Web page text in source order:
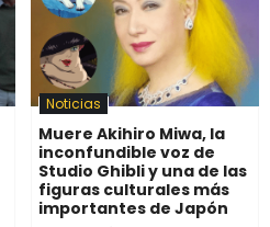
Noticias
Muere Akihiro Miwa, la
inconfundible voz de
Studio Ghibli y una de las
figuras culturales más
importantes de Japón